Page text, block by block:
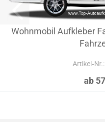
Wohnmobil Aufkleber
ab